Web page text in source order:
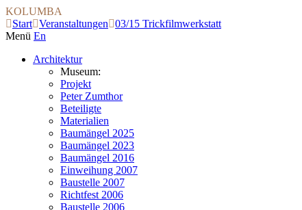
KOLUMBA
Start Veranstaltungen
03/15 Trickfilmwerkstatt
Menü En
Architektur
Museum:
Projekt
Peter Zumthor
Beteiligte
Materialien
Baumängel 2025
Baumängel 2023
Baumängel 2016
Einweihung 2007
Baustelle 2007
Richtfest 2006
Baustelle 2006